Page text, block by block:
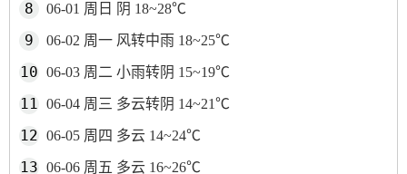
06-01 周日 阴 18~28℃
06-02 周一 风转中雨 18~25℃
06-03 周二 小雨转阴 15~19℃
06-04 周三 多云转阴 14~21℃
06-05 周四 多云 14~24℃
06-06 周五 多云 16~26℃